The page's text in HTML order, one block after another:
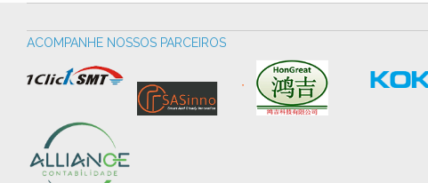
ACOMPANHE NOSSOS PARCEIROS